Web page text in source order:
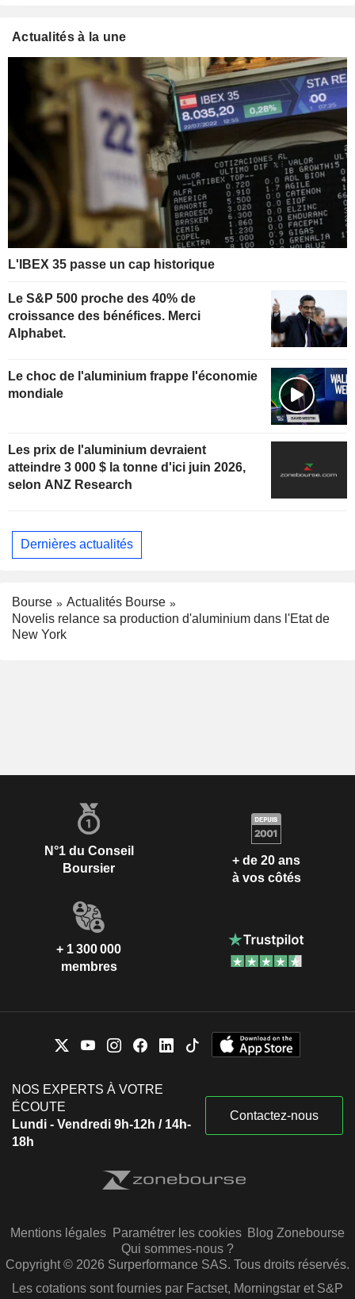
Actualités à la une
L'IBEX 35 passe un cap historique
Le S&P 500 proche des 40% de
croissance des bénéfices. Merci
Alphabet.
Le choc de l'aluminium frappe l'économie
mondiale
Les prix de l'aluminium devraient
atteindre 3 000 $ la tonne d'ici juin 2026,
selon ANZ Research
Dernières actualités
Bourse
Actualités Bourse
Novelis relance sa production d'aluminium dans l'Etat de
New York
N°1 du Conseil
Boursier
+ de 20 ans
à vos côtés
+ 1 300 000
membres
NOS EXPERTS À VOTRE
ÉCOUTE
Lundi - Vendredi 9h-12h / 14h-
18h
Contactez-nous
Mentions légales Paramétrer les cookies Blog Zonebourse
Qui sommes-nous ?
Copyright © 2026 Surperformance SAS. Tous droits réservés.
Les cotations sont fournies par Factset, Morningstar et S&P